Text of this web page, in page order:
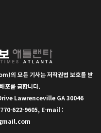
모든 기사는 저작권법 보호를 받
포를 금합니다.
Lawrenceville GA 30046
622-9605, E-mail :